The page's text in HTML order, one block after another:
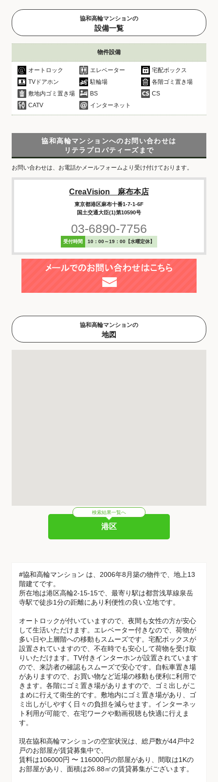
協和高輪マンションの
設備一覧
物件設備
オートロック エレベーター
宅配ボックス
TVドアホン
駐輪場
各階ゴミ置き場
敷地内ゴミ置き場
BS
CS
CATV
インターネット
協和高輪マンションへのお問い合わせは
リテラプロパティーズまで
お問い合わせは、お電話かメールフォームより受け付けております。
CreaVision 麻布本店
東京都港区麻布十番1-7-1-6F
国土交通大臣(1)第10590号
03-6890-7756
受付時間 10：00～19：00【水曜定休】
協和高輪マンションの
地図
検索結果一覧へ
港区
#協和高輪マンション は、2006年8月築の物件で、地上13
階建てです。
所在地は港区高輪2-15-15で、最寄り駅は都営浅草線泉岳
寺駅で徒歩1分の距離にあり利便性の良い立地です。
オートロックが付いていますので、夜間も女性の方が安心
して生活いただけます。エレベーター付きなので、荷物が
多い日や上層階への移動もスムーズです。宅配ボックスが
設置されていますので、不在時でも安心して荷物を受け取
りいただけます。TV付きインターホンが設置されています
ので、来訪者の確認もスムーズで安心です。自転車置き場
がありますので、お買い物など近場の移動も便利に利用で
きます。各階にゴミ置き場がありますので、ゴミ出しがこ
まめに行えて衛生的です。敷地内にゴミ置き場があり、ゴ
ミ出しがしやすく日々の負担を減らせます。インターネッ
ト利用が可能で、在宅ワークや動画視聴も快適に行えま
す。
現在協和高輪マンションの空室状況は、総戸数が44戸中2
戸のお部屋が賃貸募集中で、
賃料は106000円 〜 116000円の部屋があり、間取は1Kの
お部屋があり、面積は26.88㎡の賃貸募集がございます。